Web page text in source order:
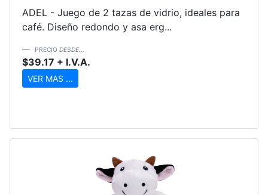
ADEL - Juego de 2 tazas de vidrio, ideales para
café. Diseño redondo y asa erg...
PRECIO DESDE...
$39.17 + I.V.A.
VER MAS ...